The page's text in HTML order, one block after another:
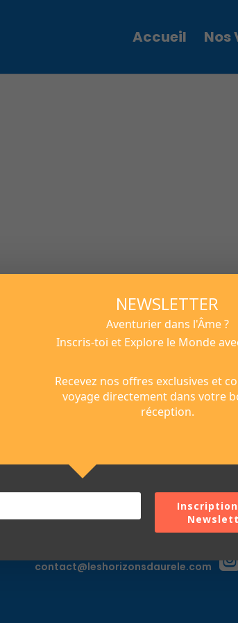
Accueil Nos
Contact
contact@leshorizonsdaurele.com
Nous
NEWSLETTER
Aventurier dans l'Âme ?
Inscris-toi et Explore le Monde
Recevez nos offres exclusives et
voyage directement dans votre
réception.